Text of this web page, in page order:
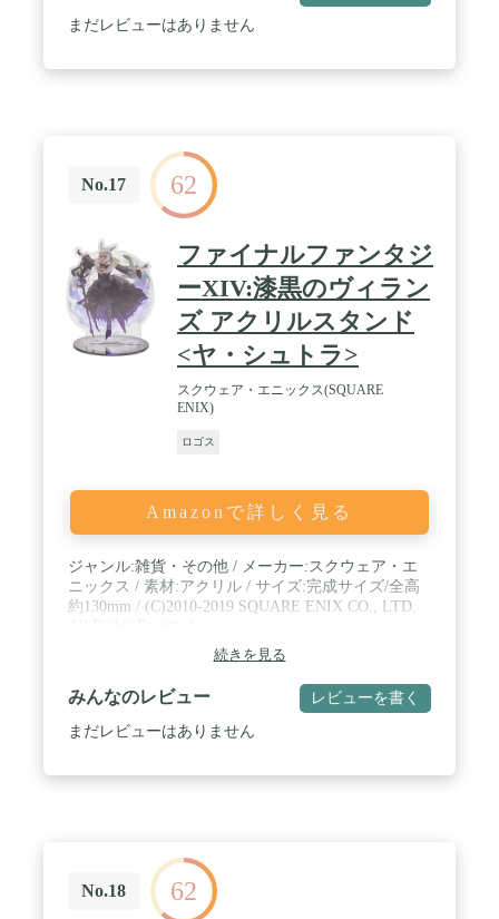
まだレビューはありません
No.17 62
ファイナルファンタジ
ーXIV:漆黒のヴィラン
ズ アクリルスタンド
<ヤ・シュトラ>
スクウェア・エニックス(SQUARE
ENIX)
ロゴス
Amazonで詳しく見る
ジャンル:雑貨・その他 / メーカー:スクウェア・エ
ニックス / 素材:アクリル / サイズ:完成サイズ/全高
約130mm / (C)2010-2019 SQUARE ENIX CO., LTD.
続きを見る
みんなのレビュー レビューを書く
まだレビューはありません
No.18 62